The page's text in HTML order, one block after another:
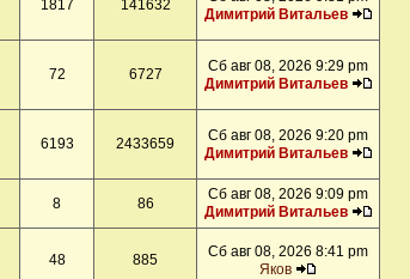
1817 141632
Димитрий Витальев
72 6727
Сб авг 08, 2026 9:29 pm
Димитрий Витальев
6193 2433659
Сб авг 08, 2026 9:20 pm
Димитрий Витальев
8 86
Сб авг 08, 2026 9:09 pm
Димитрий Витальев
48 885
Сб авг 08, 2026 8:41 pm
Яков